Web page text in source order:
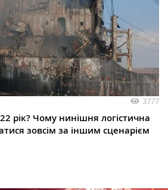
3777
рік? Чому нинішня логістична
зовсім за іншим сценарієм